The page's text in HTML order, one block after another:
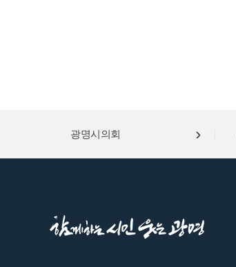
광명시의회